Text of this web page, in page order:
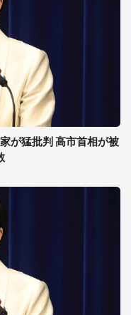
が猛批判 高市首相が被